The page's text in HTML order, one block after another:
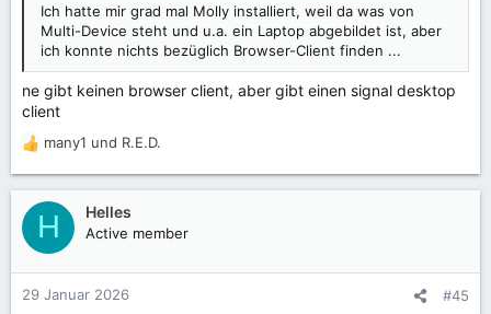
Ich hatte mir grad mal Molly installiert, weil da was von
Multi-Device steht und u.a. ein Laptop abgebildet ist, aber
ich konnte nichts bezüglich Browser-Client finden ...
ne gibt keinen browser client, aber gibt einen signal desktop
client
R
a
k
t
n
many1 und R.E.D.
H Helles
Active member
29 Januar 2026 #45